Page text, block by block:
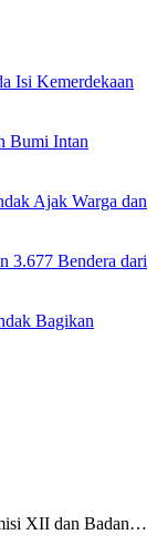
Isi Kemerdekaan
Bumi Intan
Ajak Warga dan
3.677 Bendera dari
Bagikan
XII dan Badan…